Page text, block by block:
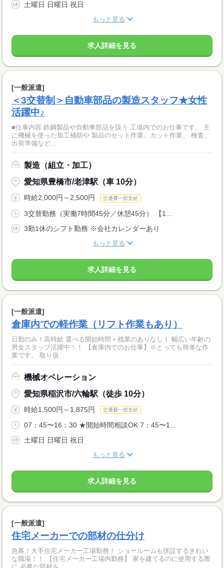
土曜日 日曜日 祝日
もっと見る
求人詳細を見る
[一般派遣]
＜3交替制＞自動車部品の製造スタッフ★女性
活躍中♪
■仕事内容 鉄鋼製品や自動車部品を扱う 工場内でのお仕事です。 主
に機械を使った加工補助や 製品のセット作業、カット作業、 検査、
出荷準備など...
製造（組立・加工）
愛知県豊橋市/老津駅（車 10分）
時給2,000円～2,500円 交通費一部支給
3交替勤務（実働7時間45分／休憩45分） 【1...
3勤1休のシフト勤務 ※会社カレンダーあり
もっと見る
求人詳細を見る
[一般派遣]
倉庫内での軽作業（リフト作業もあり）
日勤のみ！高時給 選べる開始時間＋残業のありなし！ 幅広い年齢の
男女スタッフ活躍中！！ 【倉庫内でのお仕事】※とっても簡単な作
業です。 取り扱...
機械オペレーション
愛知県稲沢市/六輪駅（徒歩 10分）
時給1,500円～1,875円 交通費一部支給
07：45〜16：30 ★開始時間相談OK 7：45〜1...
土曜日 日曜日 祝日
もっと見る
求人詳細を見る
[一般派遣]
住宅メーカーでの部材の仕分け
急募！大手住宅メーカー工場勤務！ ショールームも併設するきれい
な職場！！ 【住宅メーカー工場内勤務】 家を建てるのに使用する際